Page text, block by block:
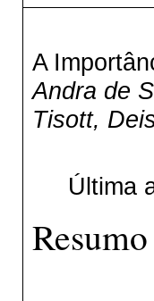
A
Andra de
Tisott,
Última
Resumo